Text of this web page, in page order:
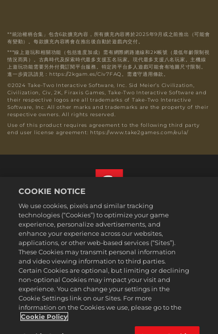
**統治權柄合集」包含6款擴充內容，所有擴充內容將於2025年9月或之前推出（可能會
有變動）。每款擴充內容將會在推出後自動於遊戲內交付。
***線上遊玩和相關功能（包括進度加成）需有網際網路連線和2K帳號（最低年齡限制視
情況而異）。古典時代及探索時代最多支援五名玩家。現代最多支援八名玩家。主機線
上遊玩功能需要另外付費訂閱平台服務。特定跨平台多人遊戲可能會有地圖尺寸限制。
進一步資訊請見：https://2kgam.es/Civ7FAQ。需遵守適用條款。
©2024 Take-Two Interactive Software, Inc. Sid Meier’s Civilization,
Civilization, Civ, 2K, Firaxis Games, Take-Two Interactive Software and
their respective logos are all trademarks of Take-Two Interactive
Software, Inc. All other marks and trademarks are the property of their
respective owners. All rights reserved.
Use of this product requires agreement to the following third party
end user license agreement: https://www.take2games.com/eula/
法務
隱私權政策
Cookie政策
支援
不可出售或分享我的個人資訊
Order Lookup & Refunds
2K Ad Partners
©2016-2026 Take-Two Interactive Software Inc. 2K, Firaxis Games,
Civilization, and their respective logos are trademarks of Take-Two
繁體中文
COOKIE NOTICE
We use cookies, pixels and similar tracking
technologies (“Cookies”) to optimize your game
experience, personalize advertisements, and
enhance your experience across our websites,
applications, or other web-based services (“Sites”).
These Cookies may transmit personal information
and video viewing information to third parties.
Certain Cookies are optional, but limiting or declining
non-optional Cookies may impact your visit and
experience. You can change your settings in the
Cookie Settings link on our Sites. For more
information on the Cookies we use, please go to the
Cookie Policy